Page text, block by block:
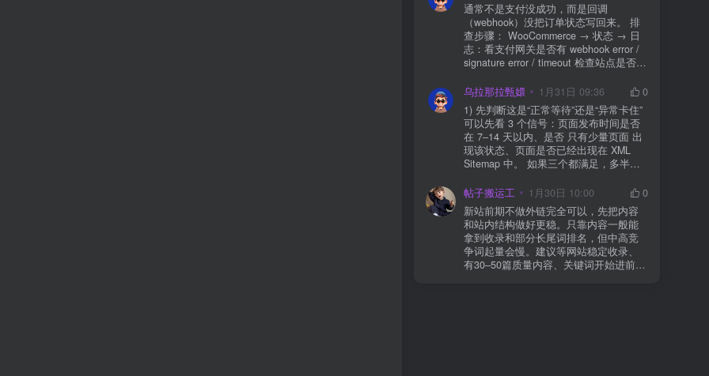
装个支持版本回滚的插件，万一崩了，
一秒切回旧版。 总结来说：先备份、分
批更、更完查、留退路，稳得很✅😎希望
能帮到你
通常不是支付没成功，而是回调
（webhook）没把订单状态写回来。 排
查步骤： WooCommerce → 状态 → 日
志：看支付网关是否有 webhook error /
signature error / timeout 检查站点是否被
全插件） 检查是否启用了“缓存结账页/接
口路径”（结账页和回调接口不应缓存）
看服务器错误日志是否有 500/致命错误
导致回调执行中断 解决方案： 放行 wp-
json、wc-api、支付网关回调 URL（按网
关文档配置） 关闭结账页的缓存与 JS
合并压缩测试一次 若使用 Cloudflare：
则
乌拉那拉甄嬛 1月31日 09:36
0
1) 先判断这是“正常等待”还是“异常卡住”
可以先看 3 个信号：页面发布时间是否
在 7–14 天以内、是否 只有少量页面 出
现该状态、页面是否已经出现在 XML
Sitemap 中。 如果三个都满足，多半属
手。 2) 什么情况下“等”是没用的？ 以下
情况基本不会靠时间自动解决：页面几
乎没有内链（孤立页）、内容与站内已
有页面高度相似、canonical 指向了别的
URL、同一主题短时间发布太多相似文
章。 这种情况下，Google 已经抓取，但
判断“当前不值得进入索引”。 3) 最有效
帖子搬运工 1月30日 10:00
0
新站前期不做外链完全可以，先把内容
和站内结构做好更稳。只靠内容一般能
拿到收录和部分长尾词排名，但中高竞
争词起量会慢。建议等网站稳定收录、
有30–50篇质量内容、关键词开始进前